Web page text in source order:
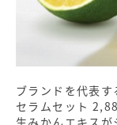
ブランドを代表
セラムセット
生みかんエキス